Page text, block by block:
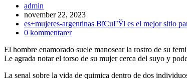
Inläggsförfattare:
admin
Inlägget
publicerat:
november 22, 2023
Inläggskategori:
es+mujeres-argentinas ВїCuГЎl es el mejor sitio
Kommentarer
inlägget:
0 kommentarer
El hombre enamorado suele manosear la rostro de su
Le agrada notar el torso de su mujer cerca del suyo y
La senal sobre la vida de quimica dentro de dos